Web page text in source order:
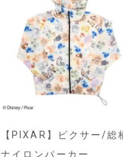
【PIXAR】ピクサー/総
ナイロンパーカー